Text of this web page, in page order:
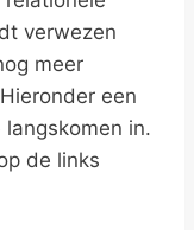
verwezen
meer
een
in.
de links